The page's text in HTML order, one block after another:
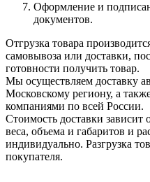
Оформление и
документов.
Отгрузка товара
самовывоза или доставки,
готовности получить товар.
Мы осуществляем доставку
Московскому региону, а
компаниями по всей России.
Стоимость доставки зависит
веса, объема и габаритов и
индивидуально. Разгрузка
покупателя.